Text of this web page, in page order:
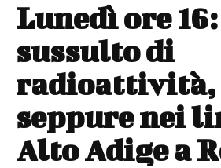
Lunedì ore
sussulto di
radioattività,
seppure nei
Alto Adige a